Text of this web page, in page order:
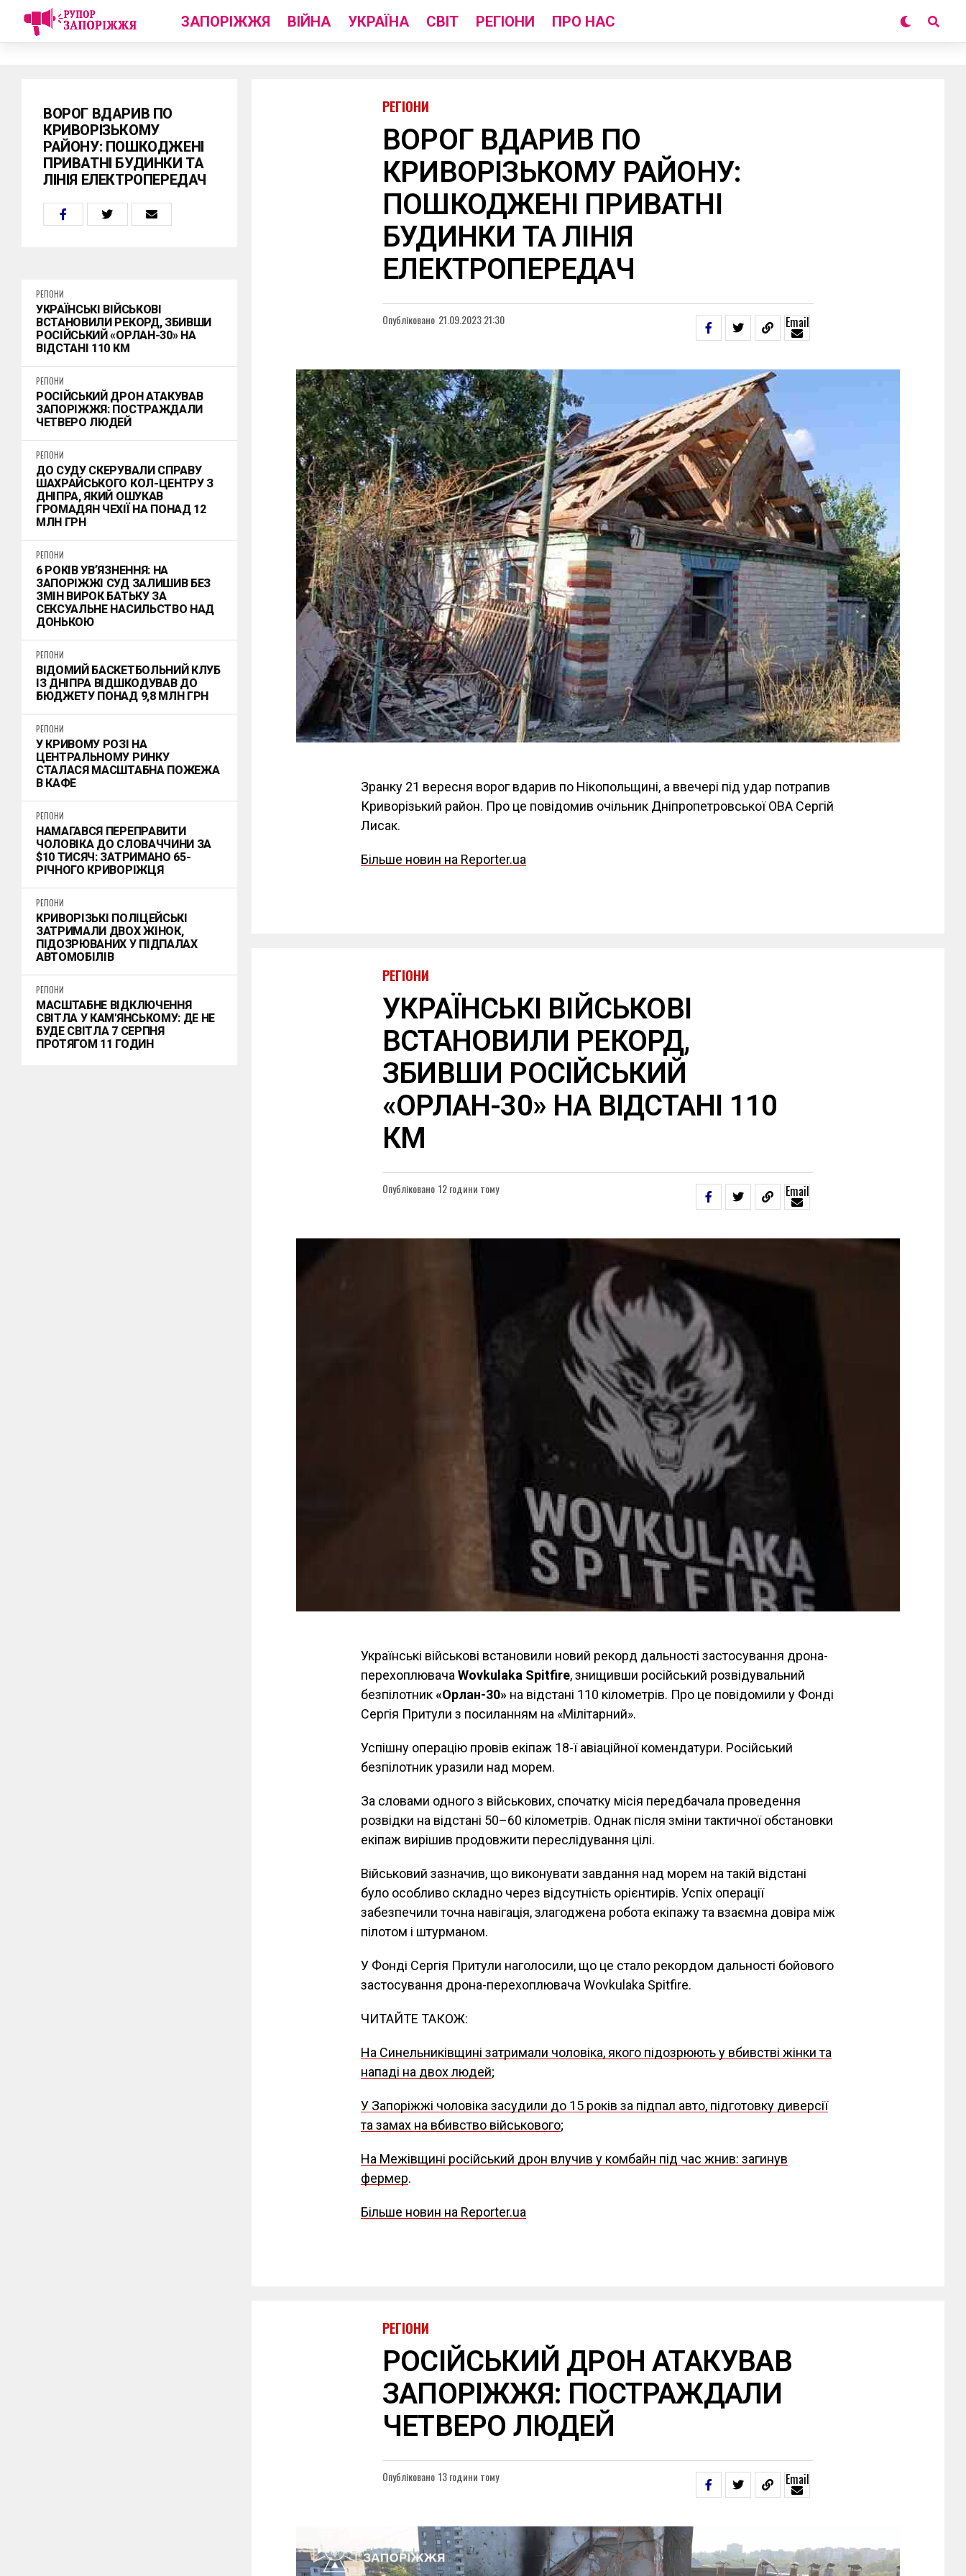
ЗАПОРІЖЖЯ ВІЙНА УКРАЇНА СВІТ РЕГІОНИ ПРО НАС
ВОРОГ ВДАРИВ ПО
КРИВОРІЗЬКОМУ
РАЙОНУ: ПОШКОДЖЕНІ
ПРИВАТНІ БУДИНКИ ТА
ЛІНІЯ ЕЛЕКТРОПЕРЕДАЧ
РЕГІОНИ
УКРАЇНСЬКІ ВІЙСЬКОВІ
ВСТАНОВИЛИ РЕКОРД, ЗБИВШИ
РОСІЙСЬКИЙ «ОРЛАН-30» НА
ВІДСТАНІ 110 КМ
РЕГІОНИ
РОСІЙСЬКИЙ ДРОН АТАКУВАВ
ЗАПОРІЖЖЯ: ПОСТРАЖДАЛИ
ЧЕТВЕРО ЛЮДЕЙ
РЕГІОНИ
ДО СУДУ СКЕРУВАЛИ СПРАВУ
ШАХРАЙСЬКОГО КОЛ-ЦЕНТРУ З
ДНІПРА, ЯКИЙ ОШУКАВ
ГРОМАДЯН ЧЕХІЇ НА ПОНАД 12
МЛН ГРН
РЕГІОНИ
6 РОКІВ УВʼЯЗНЕННЯ: НА
ЗАПОРІЖЖІ СУД ЗАЛИШИВ БЕЗ
ЗМІН ВИРОК БАТЬКУ ЗА
СЕКСУАЛЬНЕ НАСИЛЬСТВО НАД
ДОНЬКОЮ
РЕГІОНИ
ВІДОМИЙ БАСКЕТБОЛЬНИЙ КЛУБ
ІЗ ДНІПРА ВІДШКОДУВАВ ДО
БЮДЖЕТУ ПОНАД 9,8 МЛН ГРН
РЕГІОНИ
У КРИВОМУ РОЗІ НА
ЦЕНТРАЛЬНОМУ РИНКУ
СТАЛАСЯ МАСШТАБНА ПОЖЕЖА
В КАФЕ
РЕГІОНИ
НАМАГАВСЯ ПЕРЕПРАВИТИ
ЧОЛОВІКА ДО СЛОВАЧЧИНИ ЗА
$10 ТИСЯЧ: ЗАТРИМАНО 65-
РІЧНОГО КРИВОРІЖЦЯ
РЕГІОНИ
КРИВОРІЗЬКІ ПОЛІЦЕЙСЬКІ
ЗАТРИМАЛИ ДВОХ ЖІНОК,
ПІДОЗРЮВАНИХ У ПІДПАЛАХ
АВТОМОБІЛІВ
РЕГІОНИ
МАСШТАБНЕ ВІДКЛЮЧЕННЯ
СВІТЛА У КАМ'ЯНСЬКОМУ: ДЕ НЕ
БУДЕ СВІТЛА 7 СЕРПНЯ
ПРОТЯГОМ 11 ГОДИН
РЕГІОНИ
ВОРОГ ВДАРИВ ПО
КРИВОРІЗЬКОМУ РАЙОНУ:
ПОШКОДЖЕНІ ПРИВАТНІ
БУДИНКИ ТА ЛІНІЯ
ЕЛЕКТРОПЕРЕДАЧ
Опубліковано 21.09.2023 21:30 Email
Зранку 21 вересня ворог вдарив по Нікопольщині, а ввечері під удар потрапив
Криворізький район. Про це повідомив очільник Дніпропетровської ОВА Сергій
Лисак.
Більше новин на Reporter.ua
РЕГІОНИ
УКРАЇНСЬКІ ВІЙСЬКОВІ
ВСТАНОВИЛИ РЕКОРД,
ЗБИВШИ РОСІЙСЬКИЙ
«ОРЛАН-30» НА ВІДСТАНІ 110
КМ
Опубліковано 12 години тому Email
Українські військові встановили новий рекорд дальності застосування дрона-
перехоплювача Wovkulaka Spitfire, знищивши російський розвідувальний
безпілотник«Орлан-30» на відстані 110 кілометрів. Про це повідомили у Фонді
Сергія Притули з посиланням на «Мілітарний».
Успішну операцію провів екіпаж 18-ї авіаційної комендатури. Російський
безпілотник уразили над морем.
За словами одного з військових, спочатку місія передбачала проведення
розвідки на відстані 50–60 кілометрів. Однак після зміни тактичної обстановки
екіпаж вирішив продовжити переслідування цілі.
Військовий зазначив, що виконувати завдання над морем на такій відстані
було особливо складно через відсутність орієнтирів. Успіх операції
забезпечили точна навігація, злагоджена робота екіпажу та взаємна довіра між
пілотом і штурманом.
У Фонді Сергія Притули наголосили, що це стало рекордом дальності бойового
застосування дрона-перехоплювача Wovkulaka Spitfire.
ЧИТАЙТЕ ТАКОЖ:
На Синельниківщині затримали чоловіка, якого підозрюють у вбивстві жінки та
нападі на двох людей;
У Запоріжжі чоловіка засудили до 15 років за підпал авто, підготовку диверсії
та замах на вбивство військового;
На Межівщині російський дрон влучив у комбайн під час жнив: загинув
фермер.
Більше новин на Reporter.ua
РЕГІОНИ
РОСІЙСЬКИЙ ДРОН АТАКУВАВ
ЗАПОРІЖЖЯ: ПОСТРАЖДАЛИ
ЧЕТВЕРО ЛЮДЕЙ
Опубліковано 13 години тому Email